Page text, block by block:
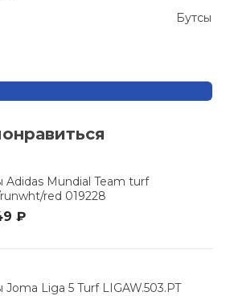
Бутсы
Adidas Mundial Team turf
red 019228
₽
Joma Liga 5 Turf LIGAW.503.PT